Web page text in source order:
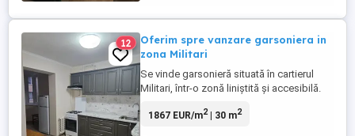
12
Oferim spre vanzare garsoniera in
zona Militari
Se vinde garsonieră situată în cartierul
Militari, într-o zonă liniștită și accesibilă.
1 cameră, baie, bucătărie Beneficii și
1867 EUR/m2| 30 m2